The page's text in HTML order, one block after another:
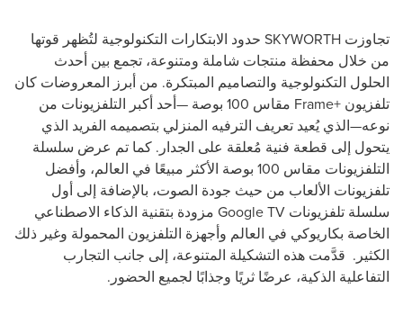
تجاوزت SKYWORTH حدود الابتكارات التكنولوجية لتُظهر قوتها
من خلال محفظة منتجات شاملة ومتنوعة، تجمع بين أحدث
الحلول التكنولوجية والتصاميم المبتكرة. من أبرز المعروضات كان
تلفزيون +Frame مقاس 100 بوصة —أحد أكبر التلفزيونات من
نوعه—الذي يُعيد تعريف الترفيه المنزلي بتصميمه الفريد الذي
يتحول إلى قطعة فنية مُعلقة على الجدار. كما تم عرض سلسلة
التلفزيونات مقاس 100 بوصة الأكثر مبيعًا في العالم، وأفضل
تلفزيونات الألعاب من حيث جودة الصوت، بالإضافة إلى أول
سلسلة تلفزيونات Google TV مزودة بتقنية الذكاء الاصطناعي
الخاصة بكاريوكي في العالم وأجهزة التلفزيون المحمولة وغير ذلك
الكثير. قدَّمت هذه التشكيلة المتنوعة، إلى جانب التجارب
التفاعلية الذكية، عرضًا ثريًا وجذابًا لجميع الحضور.